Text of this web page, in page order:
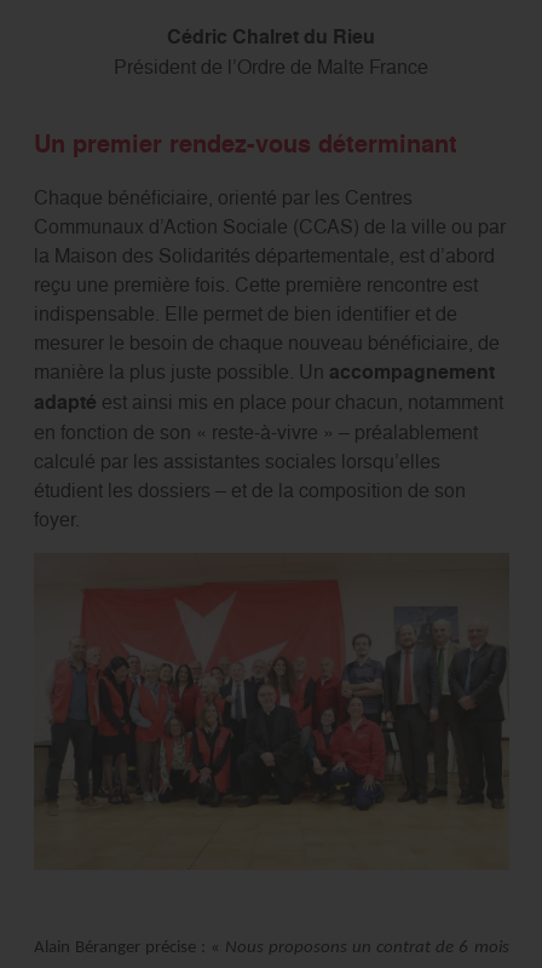
Cédric Chalret du Rieu
Président de l’Ordre de Malte France
Un premier rendez-vous déterminant
Chaque bénéficiaire, orienté par les Centres
Communaux d’Action Sociale (CCAS) de la ville ou par
la Maison des Solidarités départementale, est d’abord
reçu une première fois. Cette première rencontre est
indispensable. Elle permet de bien identifier et de
mesurer le besoin de chaque nouveau bénéficiaire, de
manière la plus juste possible. Un accompagnement
adapté est ainsi mis en place pour chacun, notamment
en fonction de son « reste-à-vivre » – préalablement
calculé par les assistantes sociales lorsqu’elles
étudient les dossiers – et de la composition de son
foyer.
Alain Béranger précise : « Nous proposons un contrat de 6 mois